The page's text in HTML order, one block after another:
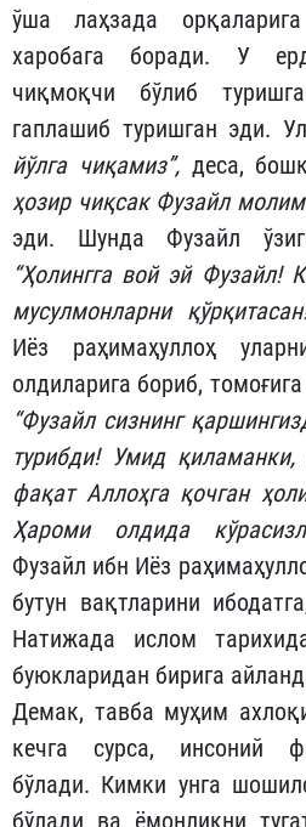
ўша лаҳзада
харобага боради. У
чиқмоқчи бўлиб
гаплашиб туришган эди.
йўлга чиқамиз”,деса,
ҳозир чиқсак Фузайл
эди. Шунда Фузайл
“Ҳолингга вой эй Фузайл!
мусулмонларни
Иёз раҳимаҳуллоҳ
олдиларига бориб,
“Фузайл сизнинг
турибди! Умид
фақат Аллоҳга қочган
Ҳароми олдида
Фузайл ибн Иёз
бутун вақтларини
Натижада ислом
буюкларидан бирига
Демак, тавба муҳим
кечга сурса, инсоний
бўлади. Кимки унга